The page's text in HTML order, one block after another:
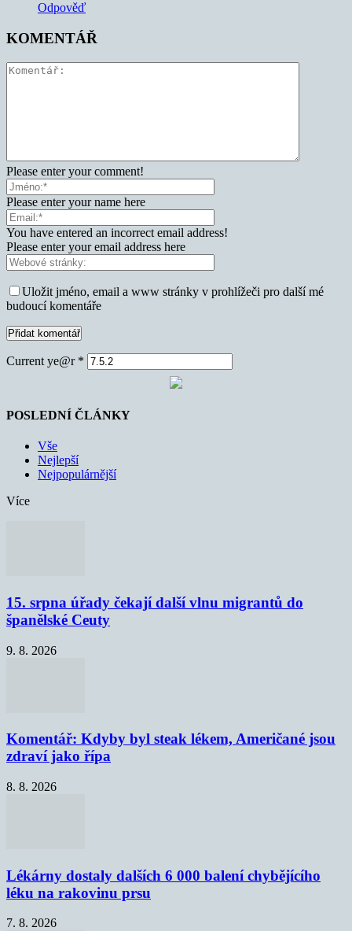
Odpověď
KOMENTÁŘ
Please enter your comment!
Please enter your name here
You have entered an incorrect email address!
Please enter your email address here
Uložit jméno, email a www stránky v prohlížeči pro další mé
budoucí komentáře
Current ye@r *
POSLEDNÍ ČLÁNKY
Vše
Nejlepší
Nejpopulárnější
Více
15. srpna úřady čekají další vlnu migrantů do
španělské Ceuty
9. 8. 2026
Komentář: Kdyby byl steak lékem, Američané jsou
zdraví jako řípa
8. 8. 2026
Lékárny dostaly dalších 6 000 balení chybějícího
léku na rakovinu prsu
7. 8. 2026